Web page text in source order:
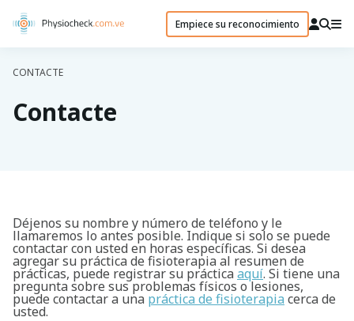
Empiece su reconocimiento
CONTACTE
Contacte
Déjenos su nombre y número de teléfono y le
llamaremos lo antes posible. Indique si solo se puede
contactar con usted en horas específicas. Si desea
agregar su práctica de fisioterapia al resumen de
prácticas, puede registrar su práctica aquí. Si tiene una
pregunta sobre sus problemas físicos o lesiones,
puede contactar a una práctica de fisioterapia cerca de
usted.